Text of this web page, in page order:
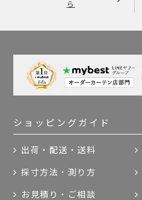
ら
ショッピングガイド
出荷・配送・送料
採寸方法・測り方
お見積り・ご相談